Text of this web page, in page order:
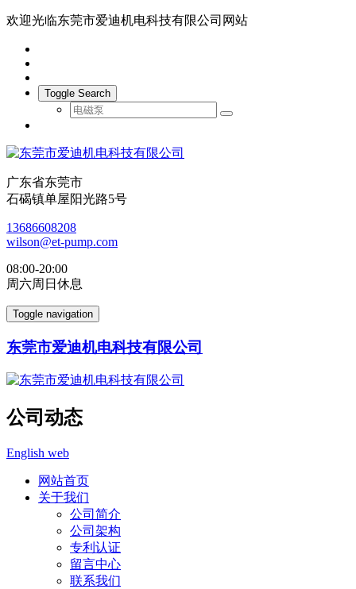
欢迎光临东莞市爱迪机电科技有限公司网站
Toggle Search
广东省东莞市
石碣镇单屋阳光路5号
13686608208
wilson@et-pump.com
08:00-20:00
周六周日休息
Toggle navigation
东莞市爱迪机电科技有限公司
公司动态
English web
网站首页
关于我们
公司简介
公司架构
专利认证
留言中心
联系我们